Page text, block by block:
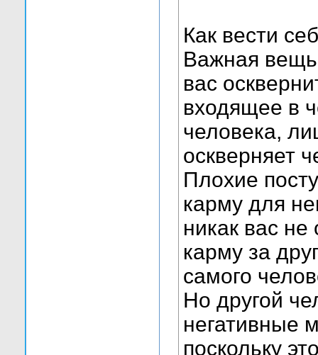
Как вести
Важная вещь
вас
входящее в
человека,
оскверняет
Плохие
карму для
никак вас не
карму за
самого
Но другой
негативные
поскольку